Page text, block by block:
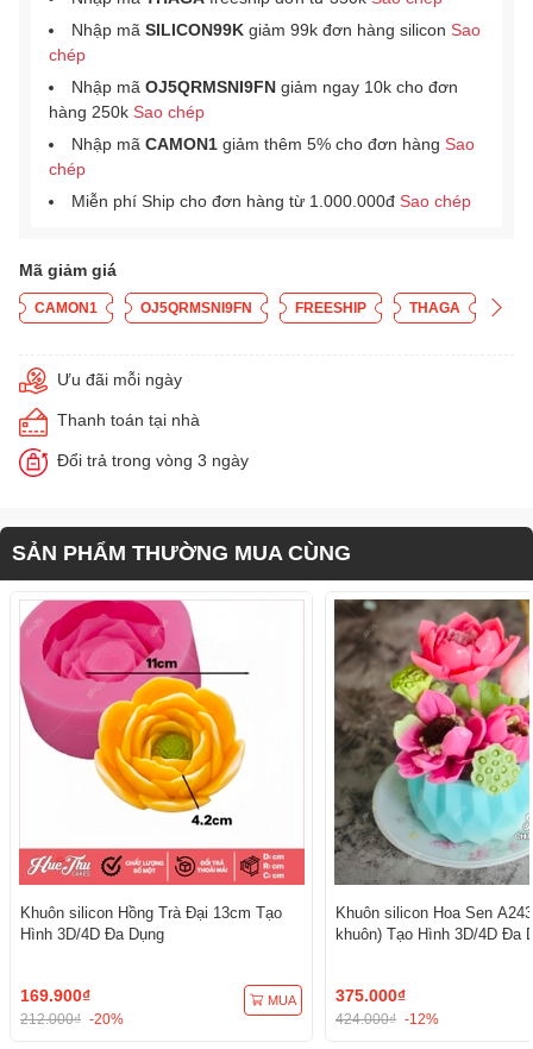
Nhập mã SILICON99K giảm 99k đơn hàng silicon Sao
chép
Nhập mã OJ5QRMSNI9FN giảm ngay 10k cho đơn
hàng 250k Sao chép
Nhập mã CAMON1 giảm thêm 5% cho đơn hàng Sao
chép
Miễn phí Ship cho đơn hàng từ 1.000.000đ Sao chép
Mã giảm giá
CAMON1 OJ5QRMSNI9FN FREESHIP THAGA
Ưu đãi mỗi ngày
Thanh toán tại nhà
Đổi trả trong vòng 3 ngày
SẢN PHẨM THƯỜNG MUA CÙNG
Khuôn silicon Hồng Trà Đại 13cm Tạo
Hình 3D/4D Đa Dụng
169.900₫
212.000₫ -20%
MUA
Khuôn silicon Hoa Sen
khuôn) Tạo Hình 3D/4D Đa
375.000₫
424.000₫ -12%